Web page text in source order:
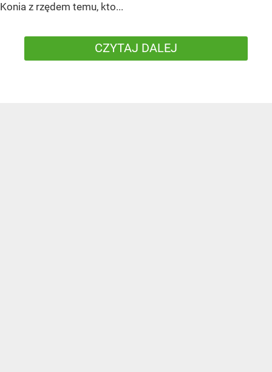
Konia z rzędem temu, kto...
CZYTAJ DALEJ